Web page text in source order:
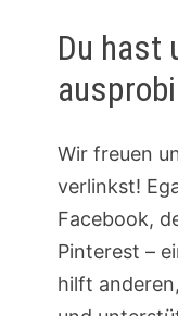
Du hast
Wir freuen
verlinkst!
Facebook,
Pinterest –
hilft